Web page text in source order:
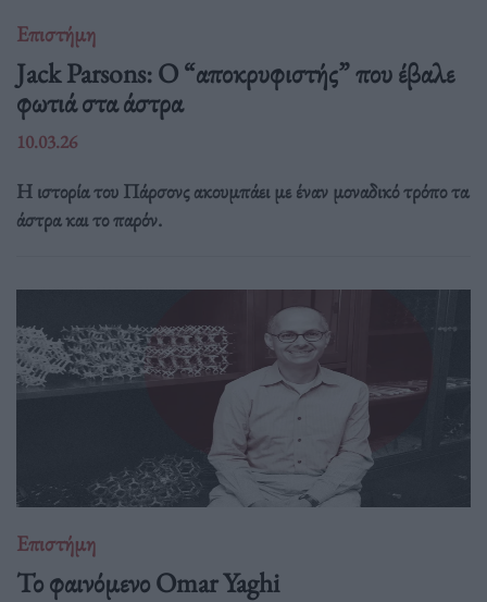
Επιστήμη
Jack Parsons: O “αποκρυφιστής” που έβαλε
φωτιά στα άστρα
10.03.26
Η ιστορία του Πάρσονς ακουμπάει με έναν μοναδικό τρόπο τα
άστρα και το παρόν.
Επιστήμη
Το φαινόμενο Omar Yaghi